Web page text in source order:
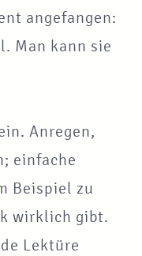
angefangen:
Man kann sie
Anregen,
einfache
Beispiel zu
wirklich gibt.
Lektüre